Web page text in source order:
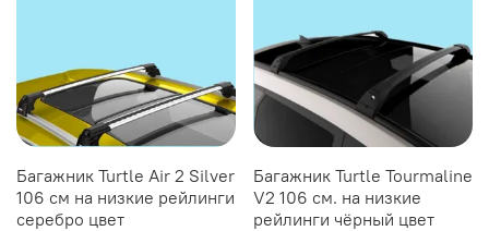
Багажник Turtle Air 2 Silver
106 см на низкие рейлинги
серебро цвет
Багажник Turtle Tourmaline
V2 106 см. на низкие
рейлинги чёрный цвет